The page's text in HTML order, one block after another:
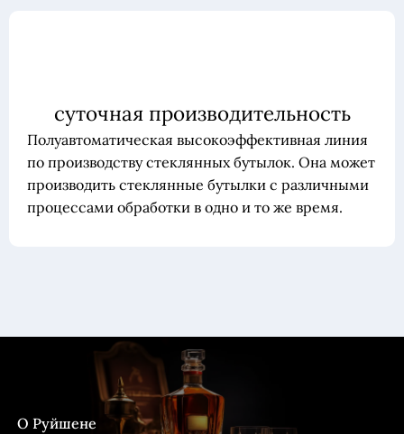
суточная производительность
Полуавтоматическая высокоэффективная линия
по производству стеклянных бутылок. Она может
производить стеклянные бутылки с различными
процессами обработки в одно и то же время.
О Руйшене